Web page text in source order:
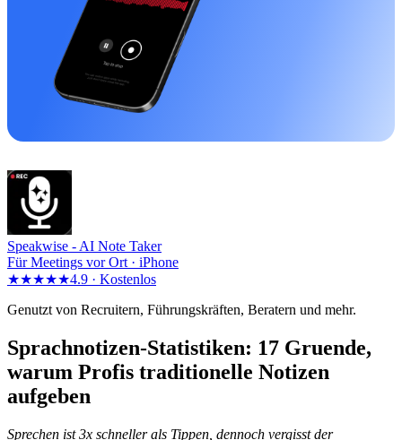
Speakwise - AI Note Taker
Für Meetings vor Ort · iPhone
★★★★★4.9 · Kostenlos
Genutzt von Recruitern, Führungskräften, Beratern und mehr.
Sprachnotizen-Statistiken: 17 Gruende,
warum Profis traditionelle Notizen
aufgeben
Sprechen ist 3x schneller als Tippen, dennoch vergisst der